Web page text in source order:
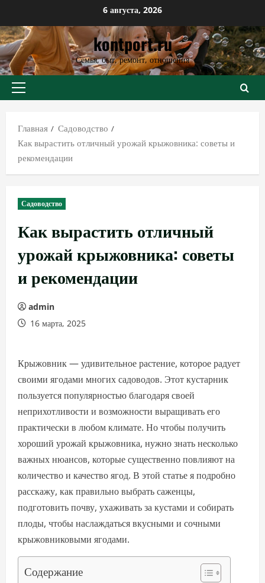
к
содержимому
6 августа, 2026
kontport.ru
Семья, быт, ремонт, отношения
Основное
Главная
Садоводство
Как вырастить отличный урожай крыжовника: советы и
рекомендации
Садоводство
Как вырастить отличный
урожай крыжовника: советы
и рекомендации
admin
16 марта, 2025
Крыжовник — удивительное растение, которое радует
своими ягодами многих садоводов. Этот кустарник
пользуется популярностью благодаря своей
неприхотливости и возможности выращивать его
практически в любом климате. Но чтобы получить
хороший урожай крыжовника, нужно знать несколько
важных нюансов, которые существенно повлияют на
количество и качество ягод. В этой статье я подробно
расскажу, как правильно выбрать саженцы,
подготовить почву, ухаживать за кустами и собирать
плоды, чтобы наслаждаться вкусными и сочными
крыжовниковыми ягодами.
Содержание